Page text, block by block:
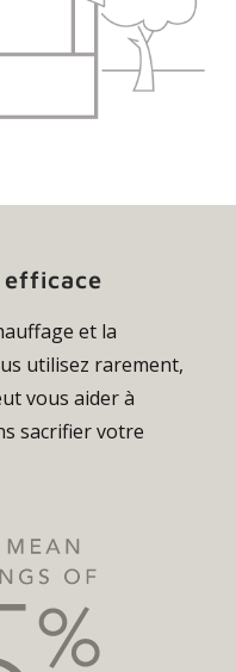
et la
utilisez rarement,
vous aider à
sacrifier votre